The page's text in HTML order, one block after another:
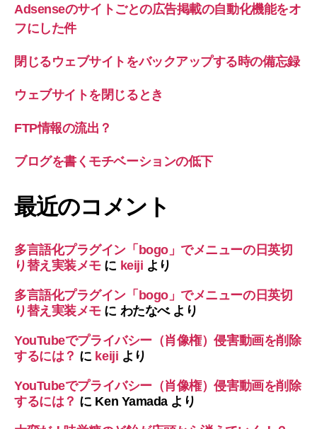
Adsenseのサイトごとの広告掲載の自動化機能をオ
フにした件
閉じるウェブサイトをバックアップする時の備忘録
ウェブサイトを閉じるとき
FTP情報の流出？
ブログを書くモチベーションの低下
最近のコメント
多言語化プラグイン「bogo」でメニューの日英切
り替え実装メモに keiji より
多言語化プラグイン「bogo」でメニューの日英切
り替え実装メモに わたなべより
YouTubeでプライバシー（肖像権）侵害動画を削除
するには？ に keiji より
YouTubeでプライバシー（肖像権）侵害動画を削除
するには？ に Ken Yamadaより